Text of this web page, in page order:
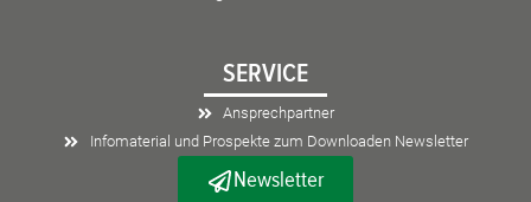
SERVICE
Ansprechpartner
Infomaterial und Prospekte zum Downloaden Newsletter
Newsletter